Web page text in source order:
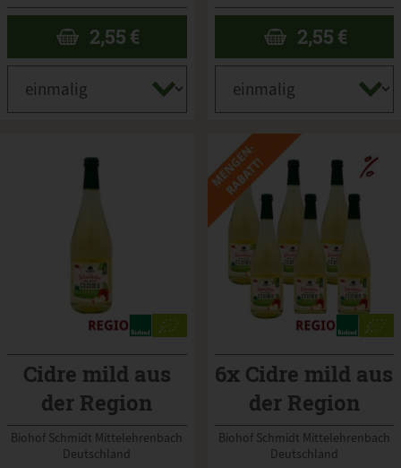
2,55 € 2,55 €
Cidre mild aus
der Region
Biohof Schmidt Mittelehrenbach
Deutschland
6x Cidre mild aus
der Region
Biohof Schmidt Mittelehrenbach
Deutschland